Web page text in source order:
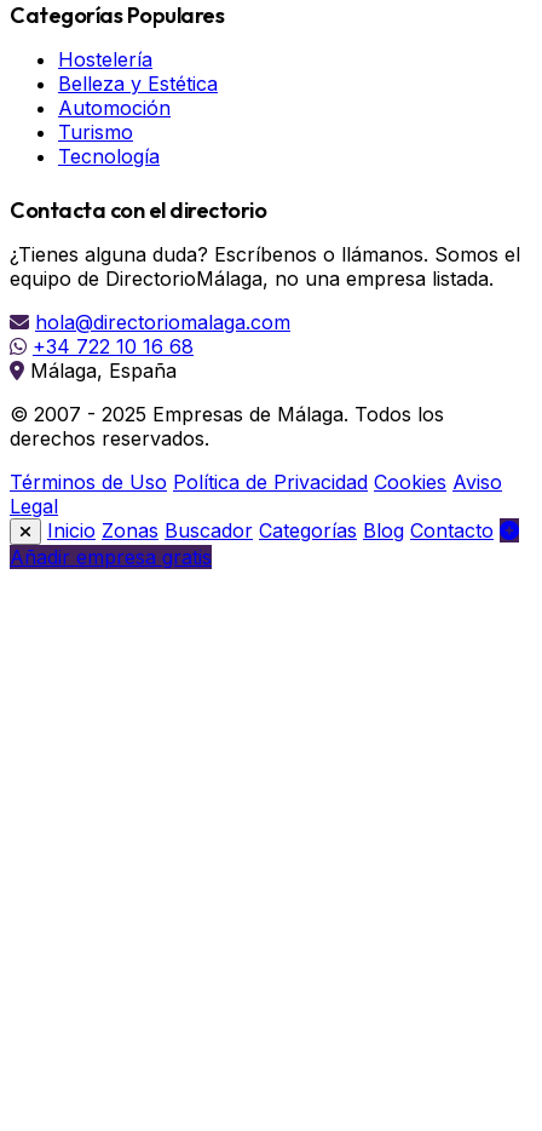
Categorías Populares
Hostelería
Belleza y Estética
Automoción
Turismo
Tecnología
Contacta con el directorio
¿Tienes alguna duda? Escríbenos o llámanos. Somos el
equipo de DirectorioMálaga, no una empresa listada.
hola@directoriomalaga.com
+34 722 10 16 68
Málaga, España
© 2007 - 2025 Empresas de Málaga. Todos los
derechos reservados.
Términos de Uso Política de Privacidad Cookies Aviso
Legal
Inicio Zonas Buscador Categorías Blog Contacto
Añadir empresa gratis